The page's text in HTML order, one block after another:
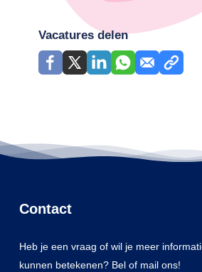
Vacatures delen
Contact
Heb je een vraag of wil je meer
kunnen betekenen? Bel of mail ons!